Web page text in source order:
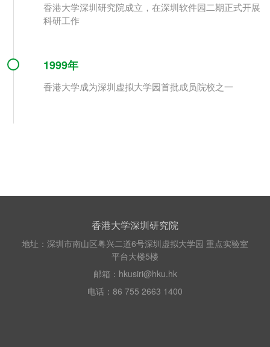
香港大学深圳研究院成立，在深圳软件园二期正式开展
科研工作
1999年
香港大学成为深圳虚拟大学园首批成员院校之一
香港大学深圳研究院
地址：深圳市南山区粤兴二道6号深圳虚拟大学园 重点实验室
平台大楼5楼
邮箱：hkusiri@hku.hk
电话：86 755 2663 1400